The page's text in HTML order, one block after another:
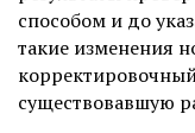
способом и до
такие изменения
существовавшую